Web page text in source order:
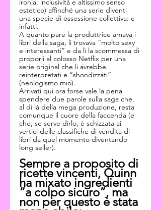
ironia, inclusività e altissimo senso
estetico) affinché una serie diventi
una specie di ossessione collettiva: e
infatti.
A quanto pare la produttrice amava i
libri della saga, li trovava “molto sexy
e interessanti” e da lì la scommessa di
proporli al colosso Netflix per una
serie original che li avrebbe
reinterpretati e “shondizzati”
(neologismo mio).
Arrivati qui ora forse vale la pena
spendere due parole sulla saga che,
al di là della mega produzione, resta
comunque il cuore della faccenda (e
che, se serve dirlo, è schizzata ai
vertici delle classifiche di vendita di
libri da quel momento diventando
long seller).
Sempre a proposito di
ricette vincenti, Quinn
ha mixato ingredienti
“a colpo sicuro”, ma
non per questo è stata